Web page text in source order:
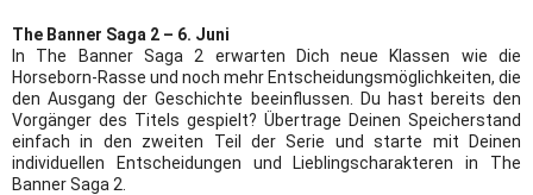
The Banner Saga 2 – 6. Juni
In The Banner Saga 2 erwarten Dich neue Klassen wie die
Horseborn-Rasse und noch mehr Entscheidungsmöglichkeiten, die
den Ausgang der Geschichte beeinflussen. Du hast bereits den
Vorgänger des Titels gespielt? Übertrage Deinen Speicherstand
einfach in den zweiten Teil der Serie und starte mit Deinen
individuellen Entscheidungen und Lieblingscharakteren in The
Banner Saga 2.